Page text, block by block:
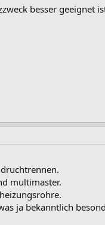
besser geeignet
multimaster.
ja bekanntlich